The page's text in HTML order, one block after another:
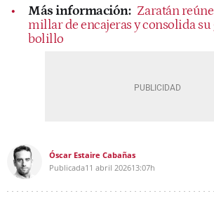
Más información: Zaratán
millar de encajeras y consolida
bolillo
Óscar Estaire Cabañas
Publicada11 abril 202613:07h